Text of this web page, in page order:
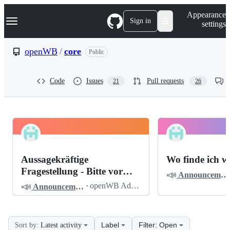
k
p
Navigation Menu Sign in
Appearance
settings
openWB / core Public
Code Issues 21 Pull requests 26
openWB
Discussions
Pinned
Aussagekräftige
Fragestellung - Bitte vor
dem Posten lesen
📣 Announcements · openWB Admin
Wo finde ich
📣 Announcements
Sort by: Latest activity Label Filter: Open